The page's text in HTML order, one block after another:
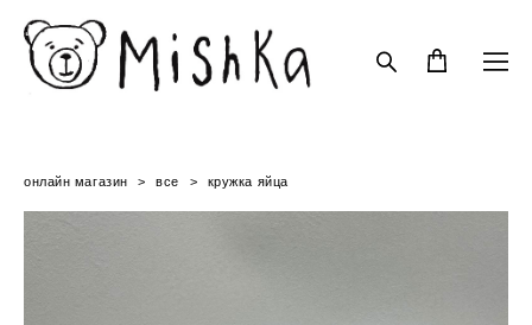
онлайн магазин > все > кружка яйца